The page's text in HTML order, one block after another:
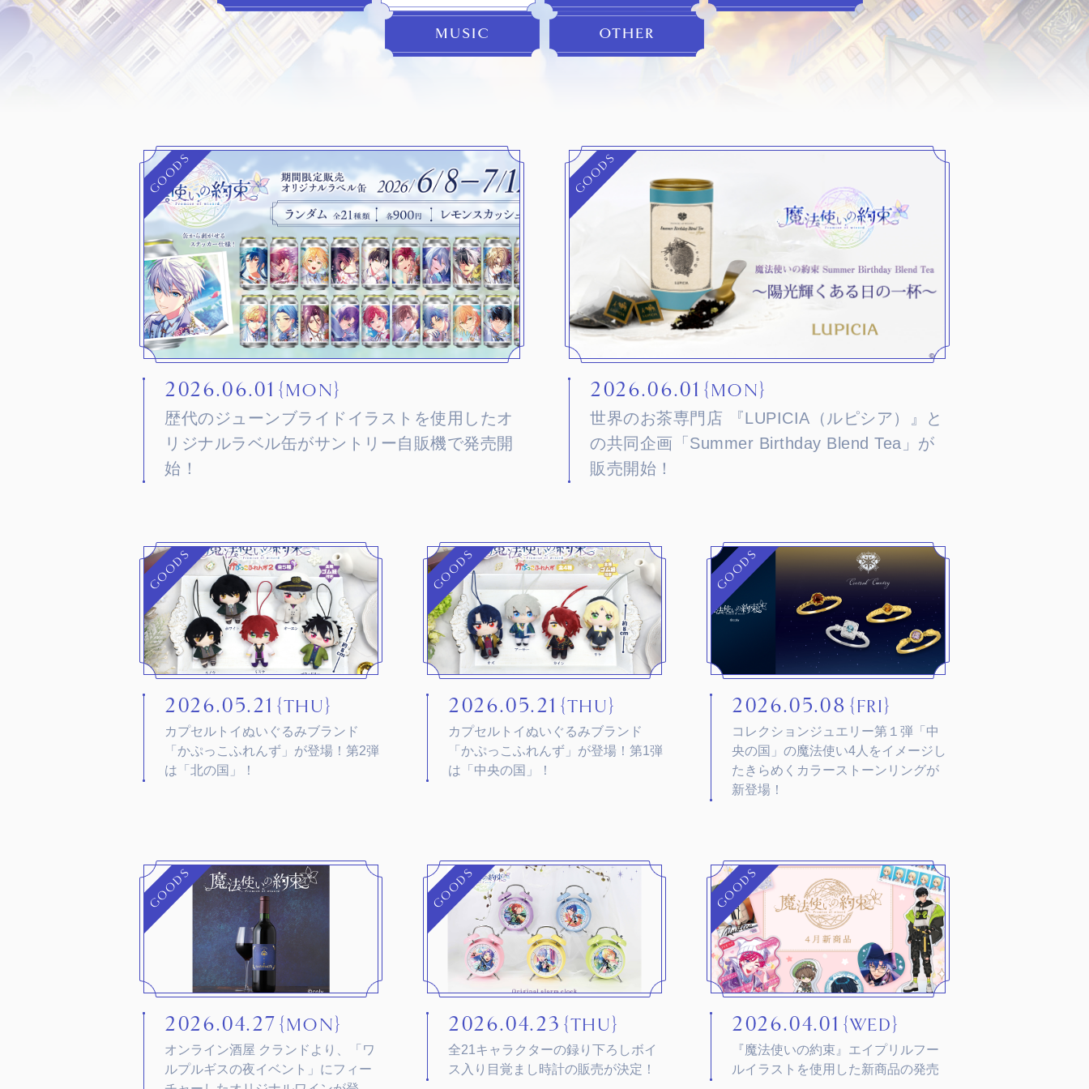
MUSIC OTHER
GOODS
2026.06.01 ｛MON｝
歴代のジューンブライドイラストを使用したオ
リジナルラベル缶がサントリー自販機で発売開
始！
GOODS
2026.06.01 ｛MON｝
世界のお茶専門店 『LUPICIA（ルピシア）』と
の共同企画「Summer Birthday Blend Tea」が
販売開始！
GOODS
2026.05.21 ｛THU｝
カプセルトイぬいぐるみブランド
「かぷっこふれんず」が登場！第2弾
は「北の国」！
GOODS
2026.05.21 ｛THU｝
カプセルトイぬいぐるみブランド
「かぷっこふれんず」が登場！第1弾
は「中央の国」！
GOODS
2026.05.08 ｛FRI｝
コレクションジュエリー第１弾「中
央の国」の魔法使い4人をイメージし
たきらめくカラーストーンリングが
新登場！
GOODS
2026.04.27 ｛MON｝
オンライン酒屋 クランドより、「ワ
ルプルギスの夜イベント」にフィー
GOODS
2026.04.23 ｛THU｝
全21キャラクターの録り下ろしボイ
ス入り目覚まし時計の販売が決定！
GOODS
2026.04.01 ｛WED｝
『魔法使いの約束』エイプリルフー
ルイラストを使用した新商品の発売